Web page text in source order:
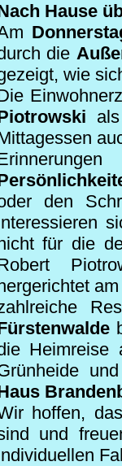
Hause
die
wie
den
für die
Heimreise
hoffen,
und